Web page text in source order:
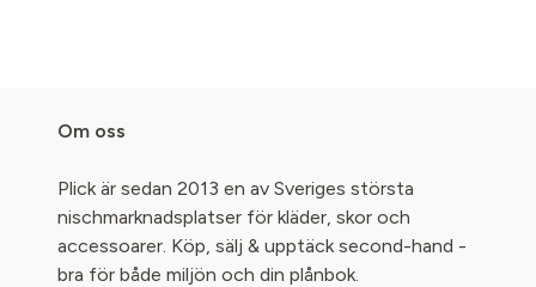
Om oss
Plick är sedan 2013 en av Sveriges största
nischmarknadsplatser för kläder, skor och
accessoarer. Köp, sälj & upptäck second-hand -
bra för både miljön och din plånbok.